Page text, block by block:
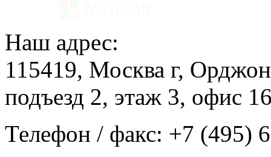
Наш адрес:
115419, Москва г,
подъезд 2, этаж 3, офис
Телефон / факс: +7 (495)